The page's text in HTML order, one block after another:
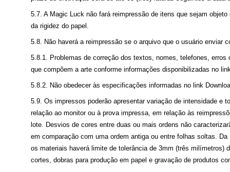
5.7. A Magic Luck não fará reimpressão de itens que sejam
da rigidez do papel.
5.8. Não haverá a reimpressão se o arquivo que o usuário enviar
5.8.1. Problemas de correção dos textos, nomes, telefones, erros
que compõem a arte conforme informações disponibilizadas no
5.8.2. Não obedecer às especificações informadas no link
5.9. Os impressos poderão apresentar variação de intensidade e
relação ao monitor ou à prova impressa, em relação às
lote. Desvios de cores entre duas ou mais ordens não
em comparação com uma ordem antiga ou entre folhas soltas.
os materiais haverá limite de tolerância de 3mm (três milímetros)
cortes, dobras para produção em papel e gravação de produtos